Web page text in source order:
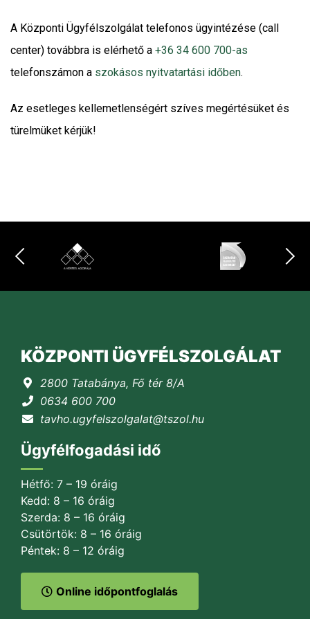
A Központi Ügyfélszolgálat telefonos ügyintézése (call
center) továbbra is elérhető a +36 34 600 700-as
telefonszámon a szokásos nyitvatartási időben.
Az esetleges kellemetlenségért szíves megértésüket és
türelmüket kérjük!
KÖZPONTI ÜGYFÉLSZOLGÁLAT
2800 Tatabánya, Fő tér 8/A
0634 600 700
tavho.ugyfelszolgalat@tszol.hu
Ügyfélfogadási idő
Hétfő: 7 – 19 óráig
Kedd: 8 – 16 óráig
Szerda: 8 – 16 óráig
Csütörtök: 8 – 16 óráig
Péntek: 8 – 12 óráig
Online időpontfoglalás